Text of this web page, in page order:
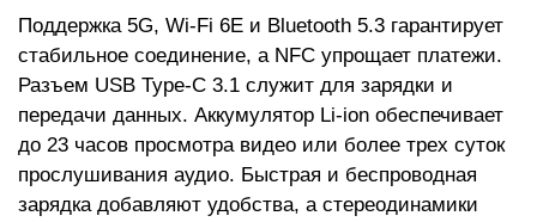
Поддержка 5G, Wi-Fi 6E и Bluetooth 5.3 гарантирует
стабильное соединение, а NFC упрощает платежи.
Разъем USB Type-C 3.1 служит для зарядки и
передачи данных. Аккумулятор Li-ion обеспечивает
до 23 часов просмотра видео или более трех суток
прослушивания аудио. Быстрая и беспроводная
зарядка добавляют удобства, а стереодинамики